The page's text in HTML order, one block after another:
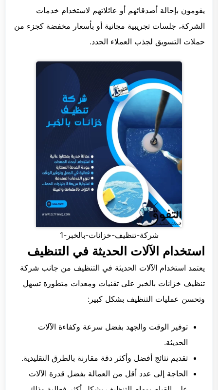
يقومون بإحالة أصدقائهم أو عائلاتهم لاستخدام خدمات
الشركة، جلسات تجريبية مجانية أو بأسعار مخفضة كجزء من
حملات التسويق لجذب العملاء الجدد.
شركة-تنظيف-خزانات-بالخبر-1
استخدام الآلات الحديثة في التنظيف
يعتمد استخدام الآلات الحديثة في التنظيف من جانب شركة
تنظيف خزانات بالخبر على تقنيات ومعدات متطورة تسهل
وتحسن عمليات التنظيف بشكل كبير:
توفير الوقت والجهد بفضل سرعة وكفاءة الآلات
الحديثة.
تقديم نتائج أفضل وأكثر دقة مقارنة بالطرق التقليدية.
الحاجة إلى عدد أقل من العمالة بفضل قدرة الآلات